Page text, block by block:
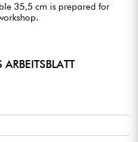
35,5 cm is prepared for